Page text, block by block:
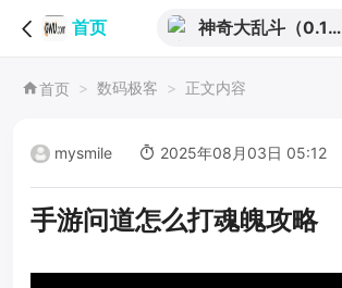
首页
神奇大乱斗（0.1折
首页 数码极客 正文内容
mysmile 2025年08月03日 05:12
手游问道怎么打魂魄攻略